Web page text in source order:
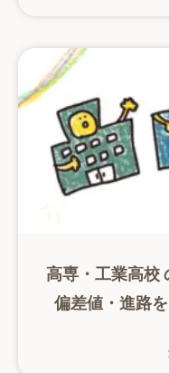
高専・工業高校
偏差値・進路